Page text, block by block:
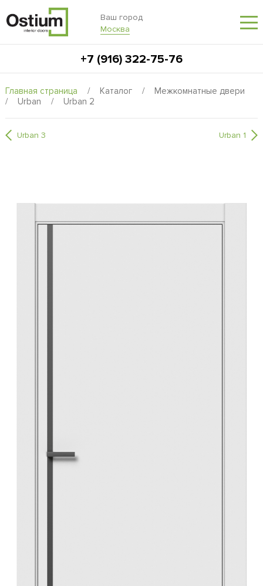
Ваш город
Москва
+7 (916) 322-75-76
Главная страница / Каталог /
Межкомнатные двери
/
Urban / Urban 2
Urban 3 Urban 1